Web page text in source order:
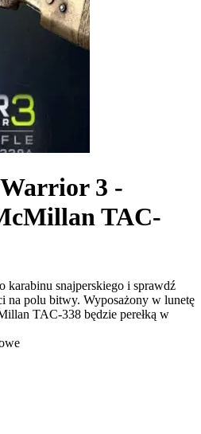
3 -
TAC-
karabinu snajperskiego i sprawdź
na polu bitwy. Wyposażony w lunetę
TAC-338 będzie perełką w